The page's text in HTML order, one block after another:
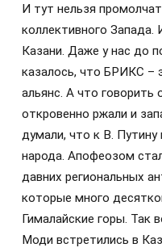
И тут нельзя
коллективного
Казани. Даже у нас до
казалось, что БРИКС –
альянс. А что говорить
откровенно ржали и
думали, что к В.
народа. Апофеозом
давних региональных
которые много
Гималайские горы. Так
Моди встретились в